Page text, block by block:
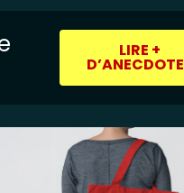
LIRE +